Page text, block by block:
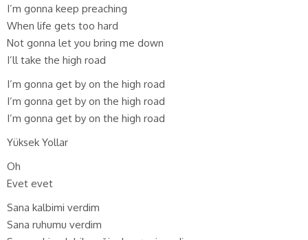
I’m gonna keep preaching
When life gets too hard
Not gonna let you bring me down
I’ll take the high road
I’m gonna get by on the high road
I’m gonna get by on the high road
I’m gonna get by on the high road
Yüksek Yollar
Oh
Evet evet
Sana kalbimi verdim
Sana ruhumu verdim